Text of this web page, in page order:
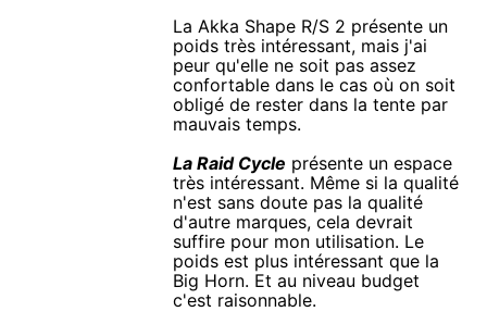
La Akka Shape R/S 2 présente un
poids très intéressant, mais j'ai
peur qu'elle ne soit pas assez
confortable dans le cas où on soit
obligé de rester dans la tente par
mauvais temps.
La Raid Cycle présente un espace
très intéressant. Même si la qualité
n'est sans doute pas la qualité
d'autre marques, cela devrait
suffire pour mon utilisation. Le
poids est plus intéressant que la
Big Horn. Et au niveau budget
c'est raisonnable.